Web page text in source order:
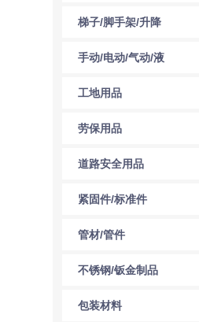
梯子/脚手架/升降
机
手动/电动/气动/液
压工具
工地用品
劳保用品
道路安全用品
紧固件/标准件
管材/管件
不锈钢/钣金制品
包装材料